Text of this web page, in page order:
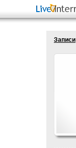
Записи